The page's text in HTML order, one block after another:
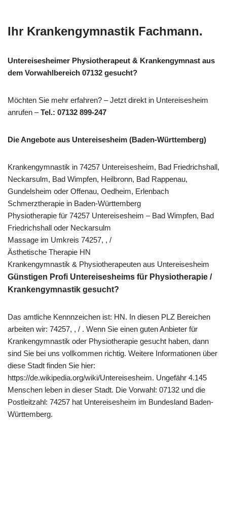
Ihr Krankengymnastik Fachmann.
Untereisesheimer Physiotherapeut & Krankengymnast aus
dem Vorwahlbereich 07132 gesucht?
Möchten Sie mehr erfahren? – Jetzt direkt in Untereisesheim
anrufen –Tel.: 07132 899-247
Die Angebote aus Untereisesheim (Baden-Württemberg)
Krankengymnastik in 74257 Untereisesheim, Bad Friedrichshall,
Neckarsulm, Bad Wimpfen, Heilbronn, Bad Rappenau,
Gundelsheim oder Offenau, Oedheim, Erlenbach
Schmerztherapie in Baden-Württemberg
Physiotherapie für 74257 Untereisesheim – Bad Wimpfen, Bad
Friedrichshall oder Neckarsulm
Massage im Umkreis 74257, , /
Ästhetische Therapie HN
Krankengymnastik & Physiotherapeuten aus Untereisesheim
Günstigen Profi Untereisesheims für Physiotherapie /
Krankengymnastik gesucht?
Das amtliche Kennnzeichen ist: HN. In diesen PLZ Bereichen
arbeiten wir: 74257, , / . Wenn Sie einen guten Anbieter für
Krankengymnastik oder Physiotherapie gesucht haben, dann
sind Sie bei uns vollkommen richtig. Weitere Informationen über
diese Stadt finden Sie hier:
https://de.wikipedia.org/wiki/Untereisesheim. Ungefähr 4.145
Menschen leben in dieser Stadt. Die Vorwahl: 07132 und die
Postleitzahl: 74257 hat Untereisesheim im Bundesland Baden-
Württemberg.